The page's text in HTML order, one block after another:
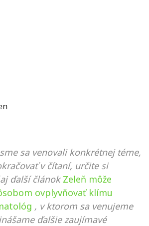
sa venovali konkrétnej téme,
v čítaní, určite si
ďalší článok Zeleň môže
ovplyvňovať klímu
, v ktorom sa venujeme
ďalšie zaujímavé